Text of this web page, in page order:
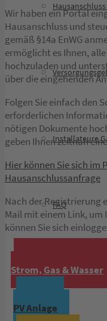
Hausanschluss
Installateure
FAQ
Wasser
Du bist hier:
Wir haben ein Portal
Hausanschluss und
gemäß §14a EnWG
ermöglicht es Ihnen,
hochzuladen und
über die eingehenden
Folgen Sie einfach den
erforderlichen
nötigen Dokumente
geben Ihnen zeitnah
Hier können Sie sich im
Hausanschlussanfrage
Nach der Registrierung
Mail mit einem Link,
können Sie sich
Hausanschluss
Strom, Gas & Wasser
PV Anlage